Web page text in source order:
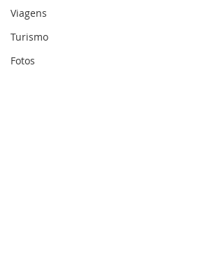
Viagens
Turismo
Fotos